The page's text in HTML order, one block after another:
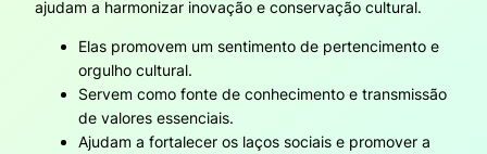
ajudam a harmonizar inovação e conservação cultural.
Elas promovem um sentimento de pertencimento e
orgulho cultural.
Servem como fonte de conhecimento e transmissão
de valores essenciais.
Ajudam a fortalecer os laços sociais e promover a